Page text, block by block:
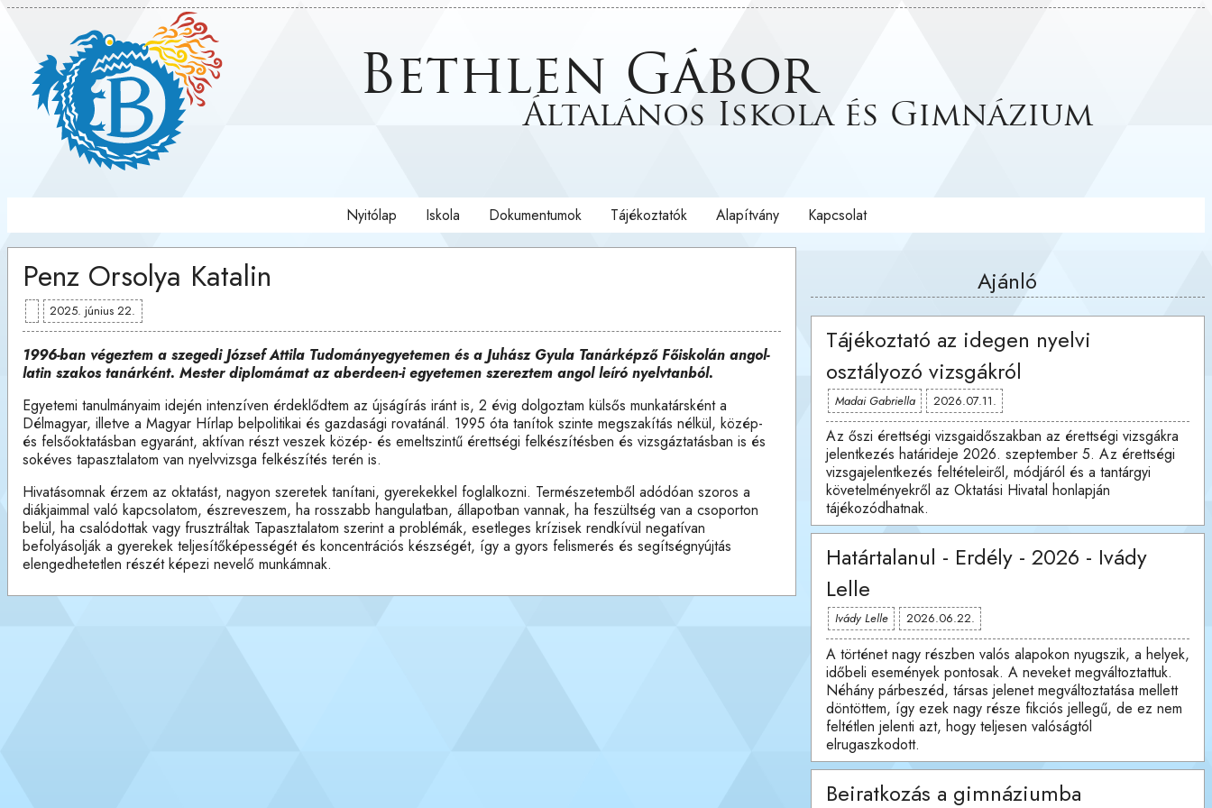
Bethlen Gábor
Általános Iskola és Gimnázium
Nyitólap Iskola Dokumentumok Tájékoztatók Alapítvány Kapcsolat
Penz Orsolya Katalin
2025. június 22.
1996-ban végeztem a szegedi József Attila Tudományegyetemen és a Juhász Gyula Tanárképző Főiskolán angol-
latin szakos tanárként. Mester diplomámat az aberdeen-i egyetemen szereztem angol leíró nyelvtanból.
Egyetemi tanulmányaim idején intenzíven érdeklődtem az újságírás iránt is, 2 évig dolgoztam külsős munkatársként a
Délmagyar, illetve a Magyar Hírlap belpolitikai és gazdasági rovatánál. 1995 óta tanítok szinte megszakítás nélkül, közép-
és felsőoktatásban egyaránt, aktívan részt veszek közép- és emeltszintű érettségi felkészítésben és vizsgáztatásban is és
sokéves tapasztalatom van nyelvvizsga felkészítés terén is.
Hivatásomnak érzem az oktatást, nagyon szeretek tanítani, gyerekekkel foglalkozni. Természetemből adódóan szoros a
diákjaimmal való kapcsolatom, észreveszem, ha rosszabb hangulatban, állapotban vannak, ha feszültség van a csoporton
belül, ha csalódottak vagy frusztráltak Tapasztalatom szerint a problémák, esetleges krízisek rendkívül negatívan
befolyásolják a gyerekek teljesítőképességét és koncentrációs készségét, így a gyors felismerés és segítségnyújtás
elengedhetetlen részét képezi nevelő munkámnak.
Ajánló
Tájékoztató az idegen nyelvi
osztályozó vizsgákról
Madai Gabriella 2026.07.11.
Az őszi érettségi vizsgaidőszakban az érettségi vizsgákra
jelentkezés határideje 2026. szeptember 5. Az érettségi
vizsgajelentkezés feltételeiről, módjáról és a tantárgyi
követelményekről az Oktatási Hivatal honlapján
tájékozódhatnak.
Határtalanul - Erdély - 2026 - Ivády
Lelle
Ivády Lelle 2026.06.22.
A történet nagy részben valós alapokon nyugszik, a helyek,
időbeli események pontosak. A neveket megváltoztattuk.
Néhány párbeszéd, társas jelenet megváltoztatása mellett
döntöttem, így ezek nagy része fikciós jellegű, de ez nem
feltétlen jelenti azt, hogy teljesen valóságtól
elrugaszkodott.
Beiratkozás a gimnáziumba